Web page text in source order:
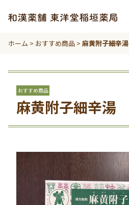
ホーム > おすすめ商品 > 麻黄附子細辛湯
おすすめ商品
麻黄附子細辛湯